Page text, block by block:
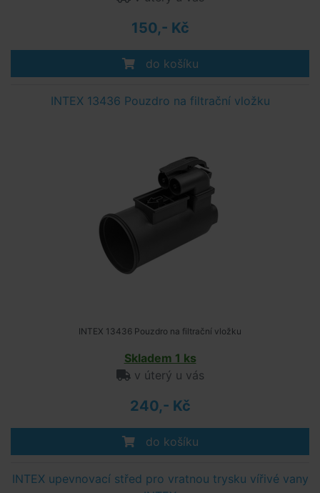
150,- Kč
do košíku
INTEX 13436 Pouzdro na filtrační vložku
INTEX 13436 Pouzdro na filtrační vložku
Skladem 1 ks
v úterý u vás
240,- Kč
do košíku
INTEX upevnovací střed pro vratnou trysku vířivé vany